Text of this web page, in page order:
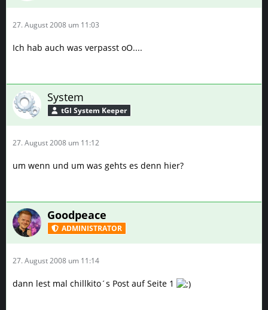
27. August 2008 um 11:03
Ich hab auch was verpasst oO....
System
tGl System Keeper
27. August 2008 um 11:12
um wenn und um was gehts es denn hier?
Goodpeace
ADMINISTRATOR
27. August 2008 um 11:14
dann lest mal chillkito´s Post auf Seite 1